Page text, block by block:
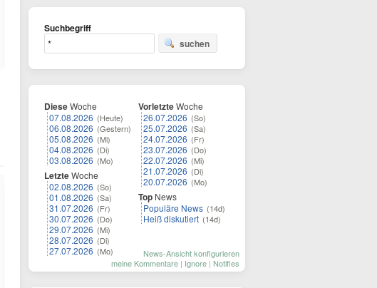
Suchbegriff
suchen
DieseWoche
07.08.2026 (Heute)
06.08.2026 (Gestern)
05.08.2026 (Mi)
04.08.2026 (Di)
03.08.2026 (Mo)
LetzteWoche
02.08.2026 (So)
01.08.2026 (Sa)
31.07.2026 (Fr)
30.07.2026 (Do)
29.07.2026 (Mi)
28.07.2026 (Di)
27.07.2026 (Mo)
VorletzteWoche
26.07.2026 (So)
25.07.2026 (Sa)
24.07.2026 (Fr)
23.07.2026 (Do)
22.07.2026 (Mi)
21.07.2026 (Di)
20.07.2026 (Mo)
Top News
Populäre News (14d)
Heiß diskutiert (14d)
News-Ansicht konfigurieren
meine Kommentare | Ignore | Notifies